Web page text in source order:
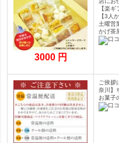
3000 円
【楽
【3人
土曜営
かげ茶
ご挨拶
奈川】
お菓子